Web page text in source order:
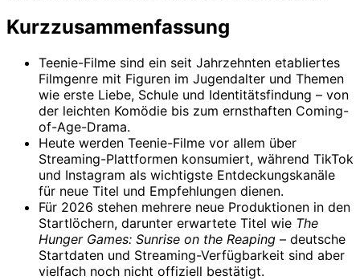
Kurzzusammenfassung
Teenie-Filme sind ein seit Jahrzehnten etabliertes
Filmgenre mit Figuren im Jugendalter und Themen
wie erste Liebe, Schule und Identitätsfindung – von
der leichten Komödie bis zum ernsthaften Coming-
of-Age-Drama.
Heute werden Teenie-Filme vor allem über
Streaming-Plattformen konsumiert, während TikTok
und Instagram als wichtigste Entdeckungskanäle
für neue Titel und Empfehlungen dienen.
Für 2026 stehen mehrere neue Produktionen in den
Startlöchern, darunter erwartete Titel wie The
Hunger Games: Sunrise on the Reaping – deutsche
Startdaten und Streaming-Verfügbarkeit sind aber
vielfach noch nicht offiziell bestätigt.